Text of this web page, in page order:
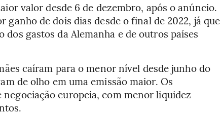
valor desde 6 de dezembro, após o anúncio.
de dois dias desde o final de 2022, já que
gastos da Alemanha e de outros países
caíram para o menor nível desde junho do
de olho em uma emissão maior. Os
europeia, com menor liquidez